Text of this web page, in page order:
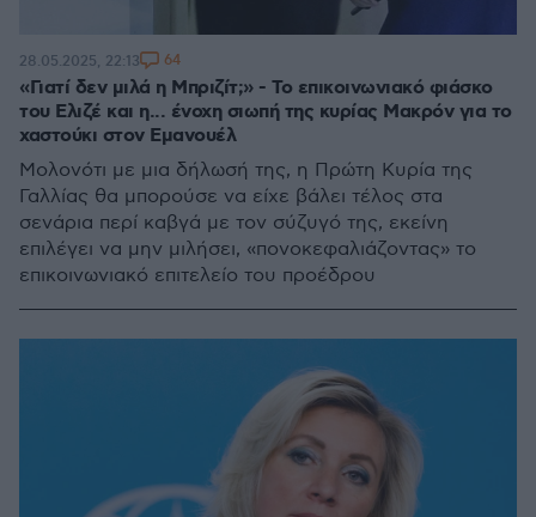
«Γιατί δεν μιλά η Μπριζίτ;» - Το επικοινωνιακό φιάσκο
του Ελιζέ και η... ένοχη σιωπή της κυρίας Μακρόν για το
χαστούκι στον Εμανουέλ
Μολονότι με μια δήλωσή της, η Πρώτη Κυρία της
Γαλλίας θα μπορούσε να είχε βάλει τέλος στα
σενάρια περί καβγά με τον σύζυγό της, εκείνη
επιλέγει να μην μιλήσει, «πονοκεφαλιάζοντας» το
επικοινωνιακό επιτελείο του προέδρου
28.05.2025, 22:13 64